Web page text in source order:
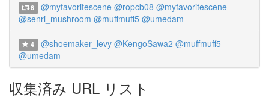
6 @myfavoritescene @ropcb08 @myfavoritescene
@senri_mushroom @muffmuff5 @umedam
4 @shoemaker_levy @KengoSawa2 @muffmuff5
@umedam
収集済み URL リスト